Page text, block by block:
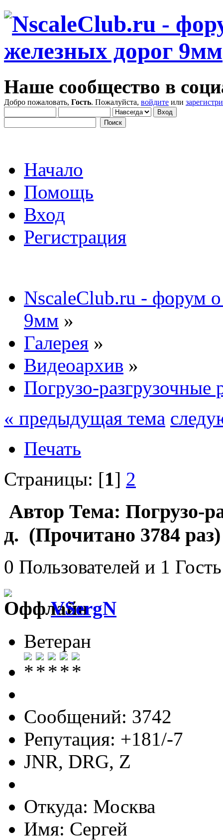
Наше сообщество в
Добро пожаловать, Гость. Пожалуйста, войдите или
Начало
Помощь
Вход
Регистрация
NscaleClub.ru - форум
9мм »
Галерея »
Видеоархив »
Погрузо-разгрузочные
« предыдущая тема
Печать
Страницы: [1] 2
Автор Тема: Погрузо-
д. (Прочитано 3784 раз)
0 Пользователей и 1
VSergN
Ветеран
Сообщений: 3742
Репутация: +181/-7
JNR, DRG, Z
Откуда: Москва
Имя: Сергей